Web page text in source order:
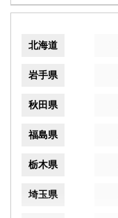
北海道
岩手県
秋田県
福島県
栃木県
埼玉県